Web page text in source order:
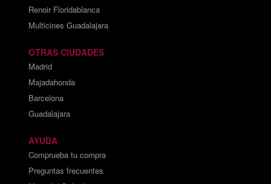
Renoir Floridablanca
Multicines Guadalajara
OTRAS CIUDADES
Madrid
Majadahonda
Barcelona
Guadalajara
AYUDA
Comprueba tu compra
Preguntas frecuentes